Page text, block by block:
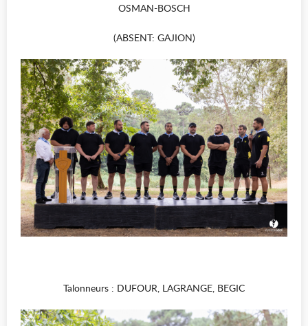
OSMAN-BOSCH
(ABSENT: GAJION)
Talonneurs : DUFOUR, LAGRANGE, BEGIC